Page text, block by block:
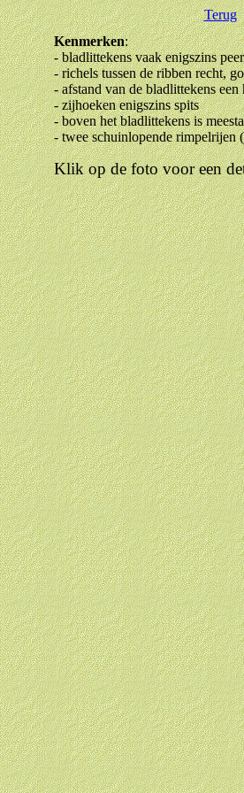
Terug
Kenmerken:
- bladlittekens vaak enigszins
- richels tussen de ribben recht,
- afstand van de bladlittekens
- zijhoeken enigszins spits
- boven het bladlittekens is
- twee schuinlopende rimpelrijen
Klik op de foto voor een